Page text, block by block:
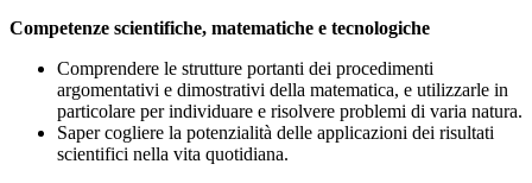
Competenze scientifiche, matematiche e tecnologiche
Comprendere le strutture portanti dei procedimenti
argomentativi e dimostrativi della matematica, e utilizzarle in
particolare per individuare e risolvere problemi di varia natura.
Saper cogliere la potenzialità delle applicazioni dei risultati
scientifici nella vita quotidiana.